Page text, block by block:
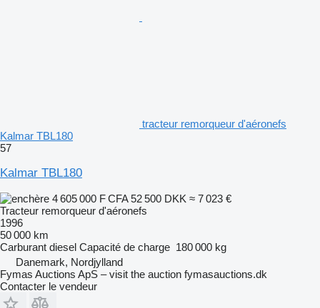
tracteur remorqueur d'aéronefs
Kalmar TBL180
57
Kalmar TBL180
4 605 000 F CFA52 500 DKK ≈ 7 023 €
Tracteur remorqueur d'aéronefs
1996
50 000 km
Carburant diesel Capacité de charge 180 000 kg
Danemark, Nordjylland
Fymas Auctions ApS – visit the auction fymasauctions.dk
Contacter le vendeur